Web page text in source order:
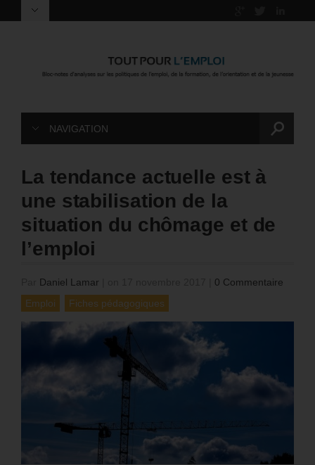
NAVIGATION
La tendance actuelle est à
une stabilisation de la
situation du chômage et de
l’emploi
Daniel Lamar
0 Commentaire
Emploi
Fiches pédagogiques